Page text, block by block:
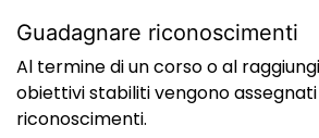
Guadagnare riconoscimenti
Al termine di un corso o al
obiettivi stabiliti vengono
riconoscimenti.